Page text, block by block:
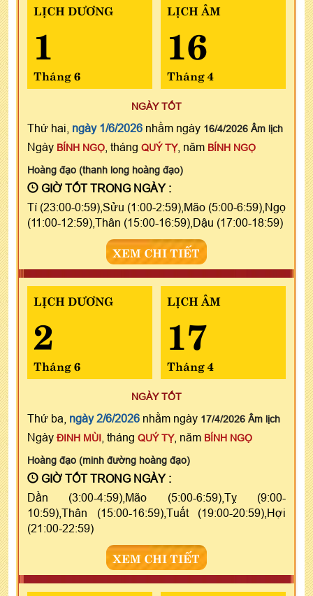
LỊCH DƯƠNG
1
Tháng 6
LỊCH ÂM
16
Tháng 4
NGÀY TỐT
Thứ hai, ngày 1/6/2026 nhằm ngày 16/4/2026 Âm lịch
Ngày BÍNH NGỌ , tháng QUÝ TỴ, năm BÍNH NGỌ
Hoàng đạo (thanh long hoàng đạo)
GIỜ TỐT TRONG NGÀY :
Tí (23:00-0:59),Sửu (1:00-2:59),Mão (5:00-6:59),Ngọ
(11:00-12:59),Thân (15:00-16:59),Dậu (17:00-18:59)
XEM CHI TIẾT
LỊCH DƯƠNG
2
Tháng 6
LỊCH ÂM
17
Tháng 4
NGÀY TỐT
Thứ ba, ngày 2/6/2026 nhằm ngày 17/4/2026 Âm lịch
Ngày ĐINH MÙI , tháng QUÝ TỴ, năm BÍNH NGỌ
Hoàng đạo (minh đường hoàng đạo)
GIỜ TỐT TRONG NGÀY :
Dần (3:00-4:59),Mão (5:00-6:59),Tỵ (9:00-
10:59),Thân (15:00-16:59),Tuất (19:00-20:59),Hợi
(21:00-22:59)
XEM CHI TIẾT